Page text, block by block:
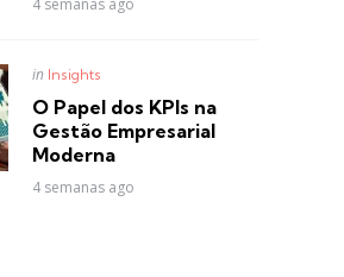
4 semanas ago
Posted
in Insights
O Papel dos KPIs na
Gestão Empresarial
Moderna
4 semanas ago